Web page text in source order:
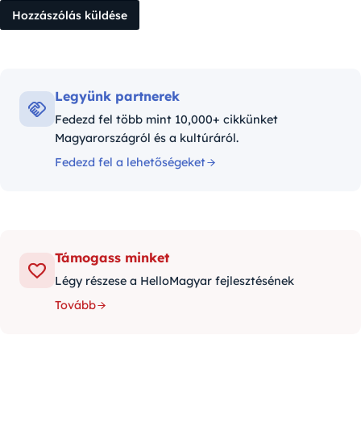
Legyünk partnerek
Fedezd fel több mint 10,000+ cikkünket
Magyarországról és a kultúráról.
Fedezd fel a lehetőségeket
Támogass minket
Légy részese a HelloMagyar fejlesztésének
Tovább